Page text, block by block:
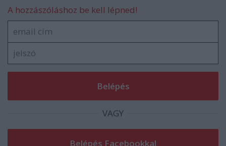
A hozzászóláshoz be kell lépned!
VAGY